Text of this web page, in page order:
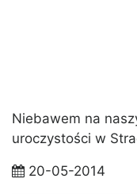
Niebawem na
uroczystości w
20-05-2014